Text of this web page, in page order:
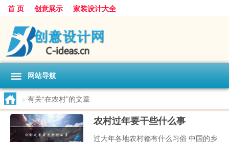
首 页 创意展示 家装设计大全
网站导航
> 有关“在农村”的文章
农村过年要干些什么事
过大年各地农村都有什么习俗 中国的乡